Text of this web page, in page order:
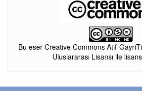
Bu eser Creative Commons Atıf-
Uluslararası Lisansı ile